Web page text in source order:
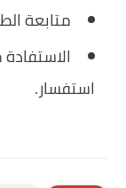
متابعة
استفسار.